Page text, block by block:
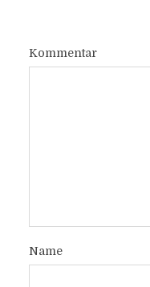
Kommentar
Name